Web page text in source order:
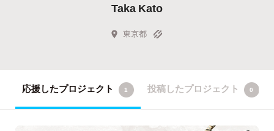
Taka Kato
東京都
応援したプロジェクト 1 投稿したプロジェクト 0